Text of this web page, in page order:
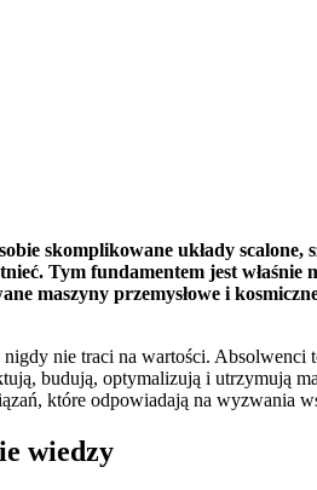
skomplikowane układy
Tym fundamentem jest
maszyny przemysłowe i
nie traci na wartości.
budują, optymalizują i utrzymują
które odpowiadają na wyzwania
wiedzy